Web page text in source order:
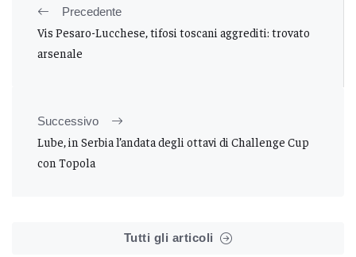
Precedente
Vis Pesaro-Lucchese, tifosi toscani aggrediti: trovato
arsenale
Successivo
Lube, in Serbia l’andata degli ottavi di Challenge Cup
con Topola
Tutti gli articoli